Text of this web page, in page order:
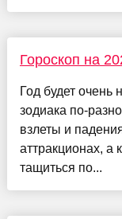
Гороскоп на
Год будет очень
зодиака по-
взлеты и
аттракционах, а
тащиться по...